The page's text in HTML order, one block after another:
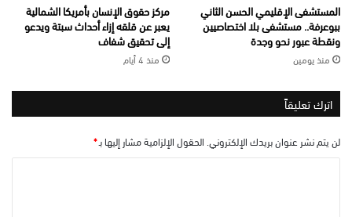
المستشفى الإقليمي الحسن الثاني
ببوعرفة.. مستشفى بلا اختصاصيين
ونقطة عبور نحو وجدة
منذ يومين
مركز حقوق الإنسان بأمريكا الشمالية
يعبر عن قلقه إزاء أحداث سبتة ويدعو
إلى تحقيق شفاف
منذ 4 أيام
اترك تعليقاً
لن يتم نشر عنوان بريدك الإلكتروني. الحقول الإلزامية مشار إليها بـ*